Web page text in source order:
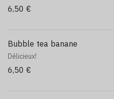
6,50 €
Bubble tea banane
Délicieux!
6,50 €